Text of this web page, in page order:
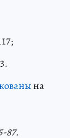
на
87.